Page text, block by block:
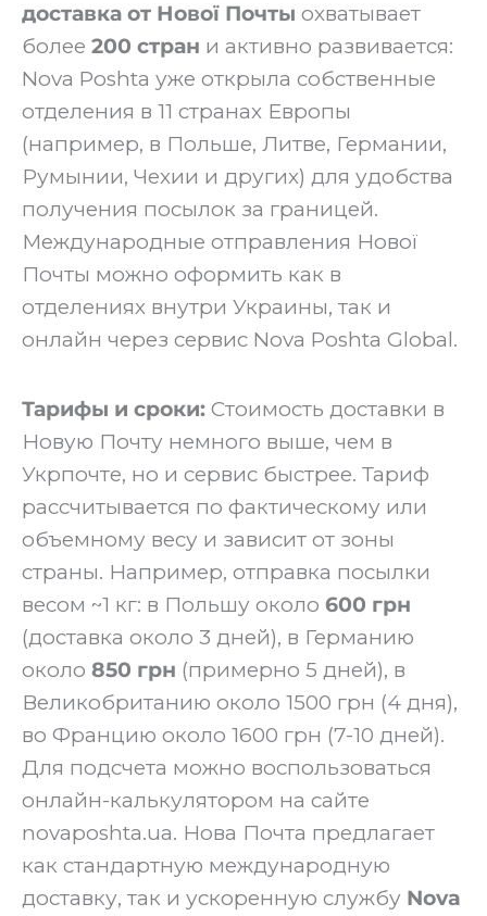
доставка от Нової Почты охватывает
более 200 стран и активно развивается:
Nova Poshta уже открыла собственные
отделения в 11 странах Европы
(например, в Польше, Литве, Германии,
Румынии, Чехии и других) для удобства
получения посылок за границей.
Международные отправления Нової
Почты можно оформить как в
отделениях внутри Украины, так и
онлайн через сервис Nova Poshta Global.
Тарифы и сроки: Стоимость доставки в
Новую Почту немного выше, чем в
Укрпочте, но и сервис быстрее. Тариф
рассчитывается по фактическому или
объемному весу и зависит от зоны
страны. Например, отправка посылки
весом ~1 кг: в Польшу около 600 грн
(доставка около 3 дней), в Германию
около 850 грн (примерно 5 дней), в
Великобританию около 1500 грн (4 дня),
во Францию около 1600 грн (7-10 дней).
Для подсчета можно воспользоваться
онлайн-калькулятором на сайте
novaposhta.ua. Нова Почта предлагает
как стандартную международную
доставку, так и ускоренную службу Nova